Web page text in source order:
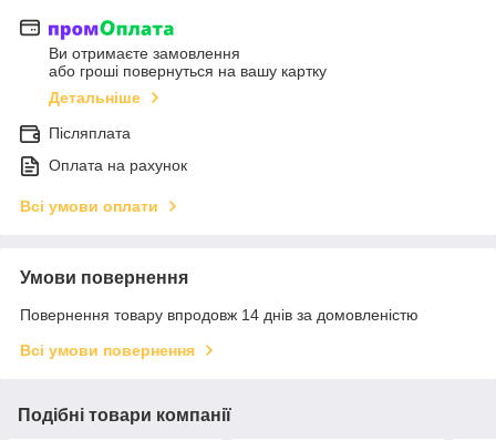
Ви отримаєте замовлення
або гроші повернуться на вашу картку
Детальніше
Післяплата
Оплата на рахунок
Всі умови оплати
Умови повернення
Повернення товару впродовж 14 днів за домовленістю
Всі умови повернення
Подібні товари компанії